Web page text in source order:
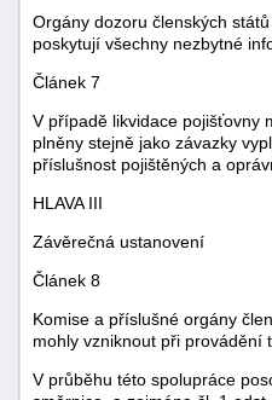
Orgány dozoru členských
poskytují všechny nezbytné
Článek 7
V případě likvidace pojišťovny
plněny stejně jako závazky
příslušnost pojištěných a
HLAVA III
Závěrečná ustanovení
Článek 8
Komise a příslušné orgány
mohly vzniknout při provádění
V průběhu této spolupráce